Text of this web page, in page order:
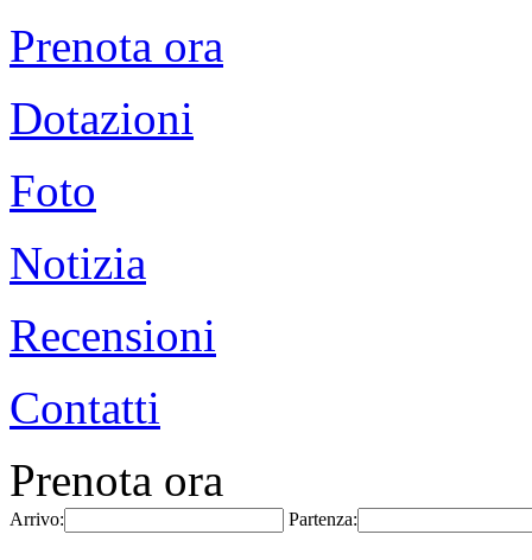
Prenota ora
Dotazioni
Foto
Notizia
Recensioni
Contatti
Prenota ora
Arrivo: Partenza: